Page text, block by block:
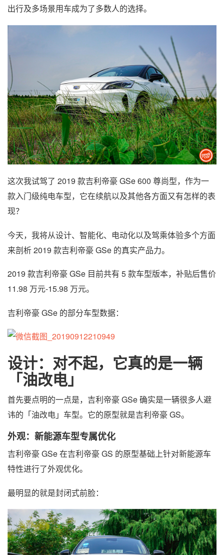
出行及多场景用车成为了多数人的选择。
这次我试驾了 2019 款吉利帝豪 GSe 600 尊尚型，作为一
款入门级纯电车型，它在续航以及其他各方面又有怎样的表
现？
今天，我将从设计、智能化、电动化以及驾乘体验多个方面
来剖析 2019 款吉利帝豪 GSe 的真实产品力。
2019 款吉利帝豪 GSe 目前共有 5 款车型版本，补贴后售价
11.98 万元-15.98 万元。
吉利帝豪 GSe 的部分车型数据：
设计：对不起，它真的是一辆
「油改电」
首先要点明的一点是，吉利帝豪 GSe 确实是一辆很多人避
讳的「油改电」车型。它的原型就是吉利帝豪 GS。
外观：新能源车型专属优化
吉利帝豪 GSe 在吉利帝豪 GS 的原型基础上针对新能源车
特性进行了外观优化。
最明显的就是封闭式前脸：